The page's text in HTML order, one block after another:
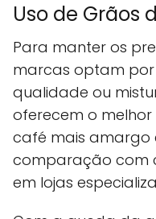
Uso de Grãos
Para manter os
marcas optam
qualidade ou
oferecem o melhor
café mais amargo
comparação com
em lojas